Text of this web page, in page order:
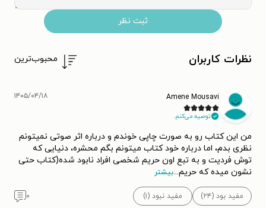
ثبت نظر
نظرات کاربران محبوب‌ترین
Amene Mousavi
توصیه می‌کنم.
۱۴۰۵/۰۴/۱۸
من این کتاب رو به صورت چاپی خوندم و درباره اثر صوتی نمیتونم
نظری بدم، اما درباره خود کتاب میتونم بگم محشره، دنیایی که
توش فردیت و به تبع اون حریم شخصی افراد نابود شده(کتاب حتی
نشون میده که حریم...بیشتر
مفید بود (۲۴) مفید نبود (۱) ۰